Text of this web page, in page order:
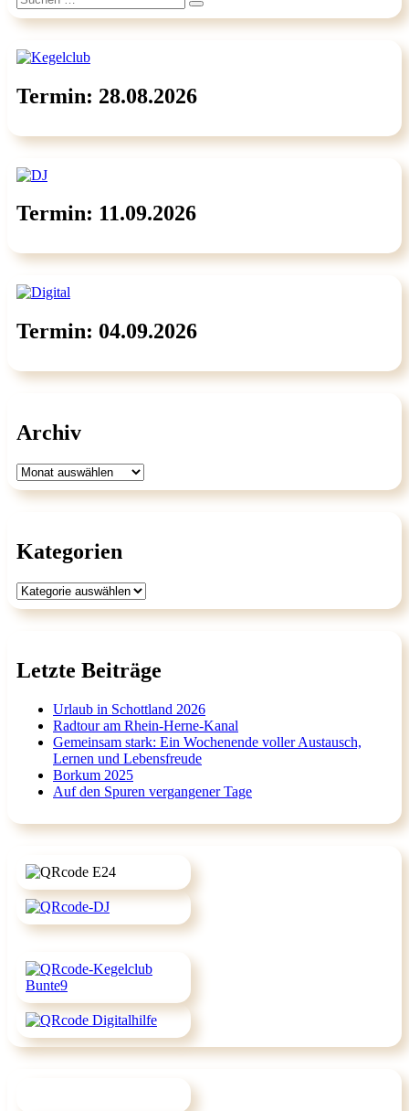
nach:
Suchen
Termin: 28.08.2026
Termin: 11.09.2026
Termin: 04.09.2026
Archiv
Archiv
Kategorien
Kategorien
Letzte Beiträge
Urlaub in Schottland 2026
Radtour am Rhein-Herne-Kanal
Gemeinsam stark: Ein Wochenende voller Austausch,
Lernen und Lebensfreude
Borkum 2025
Auf den Spuren vergangener Tage